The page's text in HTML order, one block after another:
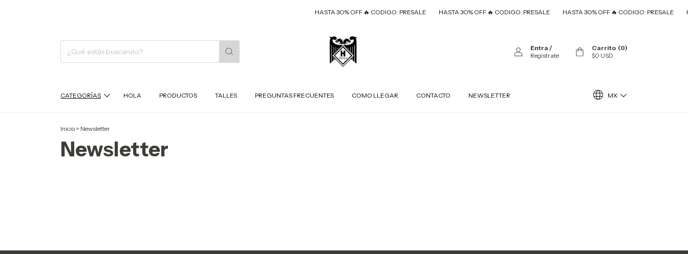
HASTA 3O% OFF 🔥 CODIGO: PRESALE HASTA 3O% OFF 🔥 CODIGO: PRESALE HASTA 3O% OFF 🔥 CODIGO: PRESALE
Entra /
Regístrate
Carrito (0)
$0 USD
CATEGORÍAS HOLA PRODUCTOS TALLES PREGUNTAS FRECUENTES COMO LLEGAR CONTACTO NEWSLETTER MX
Inicio > Newsletter
Newsletter